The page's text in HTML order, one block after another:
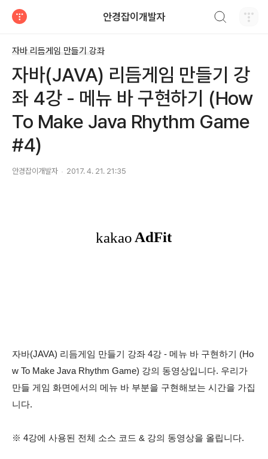
안경잡이개발자
자바 리듬게임 만들기 강좌
자바(JAVA) 리듬게임 만들기 강
좌 4강 - 메뉴 바 구현하기 (How
To Make Java Rhythm Game
#4)
안경잡이개발자 2017. 4. 21. 21:35
자바(JAVA) 리듬게임 만들기 강좌 4강 - 메뉴 바 구현하기 (Ho
w To Make Java Rhythm Game) 강의 동영상입니다. 우리가
만들 게임 화면에서의 메뉴 바 부분을 구현해보는 시간을 가집
니다.
※ 4강에 사용된 전체 소스 코드 & 강의 동영상을 올립니다.